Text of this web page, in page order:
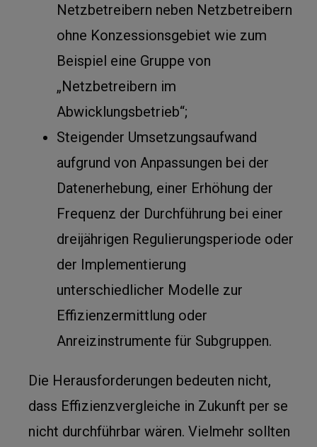
Netzbetreibern neben Netzbetreibern
ohne Konzessionsgebiet wie zum
Beispiel eine Gruppe von
„Netzbetreibern im
Abwicklungsbetrieb“;
Steigender Umsetzungsaufwand
aufgrund von Anpassungen bei der
Datenerhebung, einer Erhöhung der
Frequenz der Durchführung bei einer
dreijährigen Regulierungsperiode oder
der Implementierung
unterschiedlicher Modelle zur
Effizienzermittlung oder
Anreizinstrumente für Subgruppen.
Die Herausforderungen bedeuten nicht,
dass Effizienzvergleiche in Zukunft per se
nicht durchführbar wären. Vielmehr sollten